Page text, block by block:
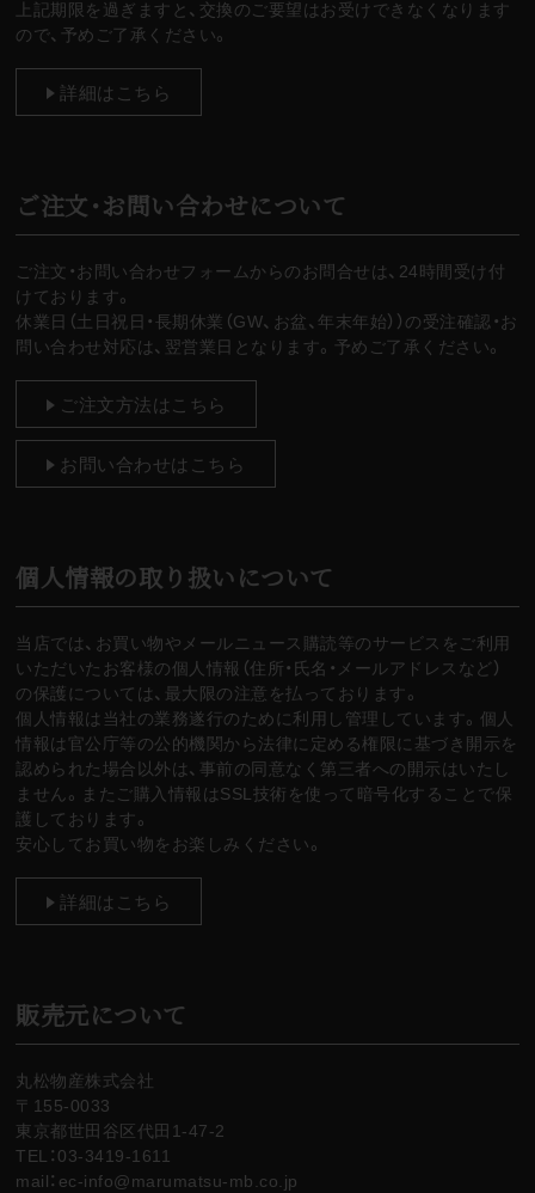
上記期限を過ぎますと、交換のご要望はお受けできなくなります
ので、予めご了承ください。
詳細はこちら
ご注文・お問い合わせについて
ご注文・お問い合わせフォームからのお問合せは、24時間受け付
けております。
休業日（土日祝日・長期休業（GW、お盆、年末年始））の受注確認・お
問い合わせ対応は、翌営業日となります。予めご了承ください。
ご注文方法はこちら
お問い合わせはこちら
個人情報の取り扱いについて
当店では、お買い物やメールニュース購読等のサービスをご利用
いただいたお客様の個人情報（住所・氏名・メールアドレスなど）
の保護については、最大限の注意を払っております。
個人情報は当社の業務遂行のために利用し管理しています。個人
情報は官公庁等の公的機関から法律に定める権限に基づき開示を
認められた場合以外は、事前の同意なく第三者への開示はいたし
ません。またご購入情報はSSL技術を使って暗号化することで保
護しております。
安心してお買い物をお楽しみください。
詳細はこちら
販売元について
丸松物産株式会社
〒155-0033
東京都世田谷区代田1-47-2
TEL：03-3419-1611
mail：ec-info@marumatsu-mb.co.jp